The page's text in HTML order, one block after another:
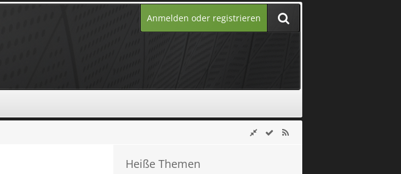
Anmelden oder registrieren
Heiße Themen